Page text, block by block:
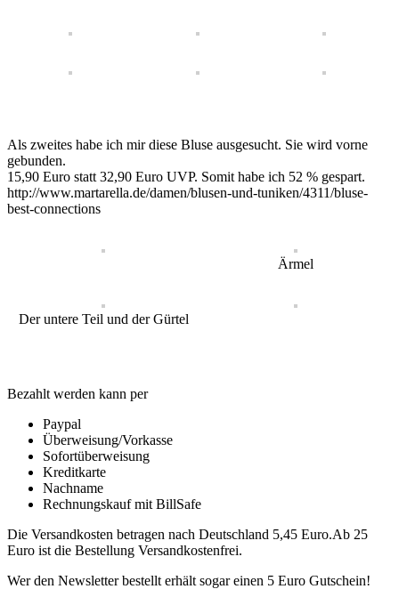
Als zweites habe ich mir diese Bluse ausgesucht. Sie wird vorne
gebunden.
15,90 Euro statt 32,90 Euro UVP. Somit habe ich 52 % gespart.
http://www.martarella.de/damen/blusen-und-tuniken/4311/bluse-
best-connections
Ärmel
Der untere Teil und der Gürtel
Bezahlt werden kann per
Paypal
Überweisung/Vorkasse
Sofortüberweisung
Kreditkarte
Nachname
Rechnungskauf mit BillSafe
Die Versandkosten betragen nach Deutschland 5,45 Euro.Ab 25
Euro ist die Bestellung Versandkostenfrei.
Wer den Newsletter bestellt erhält sogar einen 5 Euro Gutschein!